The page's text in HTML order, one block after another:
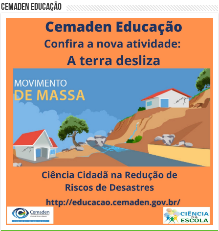
Cemaden Educação